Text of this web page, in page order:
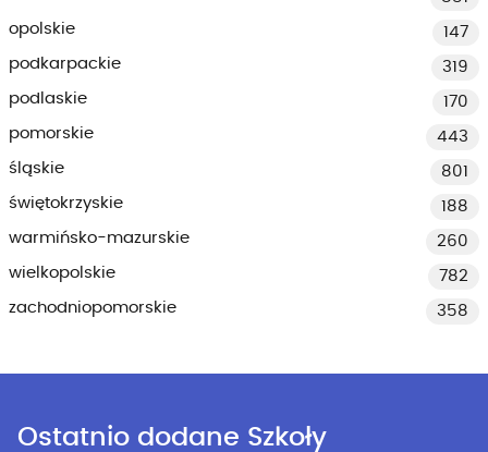
opolskie
147
podkarpackie
319
podlaskie
170
pomorskie
443
śląskie
801
świętokrzyskie
188
warmińsko-mazurskie
260
wielkopolskie
782
zachodniopomorskie
358
Ostatnio dodane Szkoły